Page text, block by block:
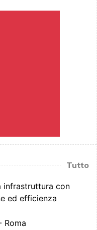
Tutto
infrastruttura con
ed efficienza
Roma